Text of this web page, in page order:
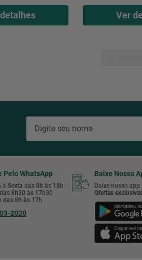
Ver
Pelo WhatsApp
à Sexta das 8h às 18h
8h30 às 17h30
das 8h às 17h
2020
Baixe Nosso
Baixe nosso app
Ofertas